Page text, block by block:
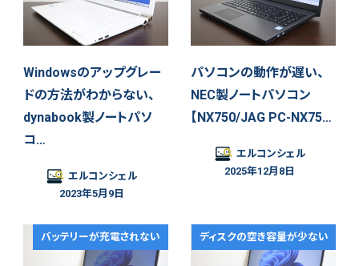
Windowsのアップグレー
ドの方法がわからない、
dynabook製ノートパソ
コ…
エルコンシェル
2023年5月9日
パソコンの動作が遅い、
NEC製ノートパソコン
【NX750/JAG PC-NX75…
エルコンシェル
2025年12月8日
バッテリーが充電されない ディスクの空き容量が少ない